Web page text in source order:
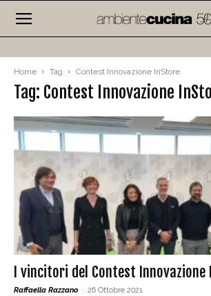
Home Tag Contest Innovazione InStore
Tag: Contest Innovazione
I vincitori del Contest
Raffaella Razzano - 26 Ottobre 2021